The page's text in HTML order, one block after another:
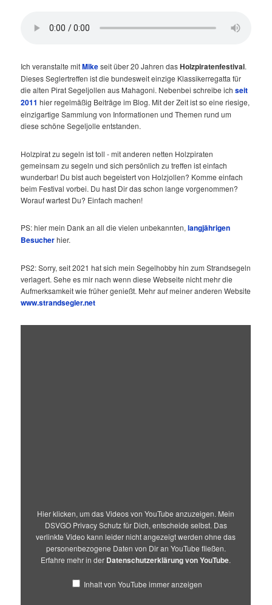
Ich veranstalte mitMikeseit über 20 Jahren dasHolzpiratenfestival.
Dieses Seglertreffen ist die bundesweit einzige Klassikerregatta für
die alten Pirat Segeljollen aus Mahagoni. Nebenbei schreibe ichseit
2011 hier regelmäßig Beiträge im Blog. Mit der Zeit ist so eine riesige,
einzigartige Sammlung von Informationen und Themen rund um
diese schöne Segeljolle entstanden.
Holzpirat zu segeln ist toll - mit anderen netten Holzpiraten
gemeinsam zu segeln und sich persönlich zu treffen ist einfach
wunderbar! Du bist auch begeistert von Holzjollen? Komme einfach
beim Festival vorbei. Du hast Dir das schon lange vorgenommen?
Worauf wartest Du? Einfach machen!
PS: hier mein Dank an all die vielen unbekannten,langjährigen
Besucherhier.
PS2: Sorry, seit 2021 hat sich mein Segelhobby hin zum Strandsegeln
verlagert. Sehe es mir nach wenn diese Webseite nicht mehr die
Aufmerksamkeit wie früher genießt. Mehr auf meiner anderen Website
www.strandsegler.net
Hier klicken, um das Videos von YouTube anzuzeigen. Mein
DSVGO Privacy Schutz für Dich, entscheide selbst. Das
verlinkte Video kann leider nicht angezeigt werden ohne das
personenbezogene Daten von Dir an YouTube fließen.
Erfahre mehr in der Datenschutzerklärung von YouTube.
Inhalt von YouTube immer anzeigen